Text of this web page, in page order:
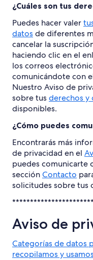
¿Cuáles son tus
Puedes hacer valer
datos de diferentes
cancelar la
haciendo clic en el
los correos
comunicándote con
Nuestro Aviso de
sobre tus derechos y
disponibles.
¿Cómo puedes
Encontrarás más
de privacidad en el
puedes comunicarte
secciónContacto
solicitudes sobre tus
Aviso de
Categorías de datos
recopilamos y usamos